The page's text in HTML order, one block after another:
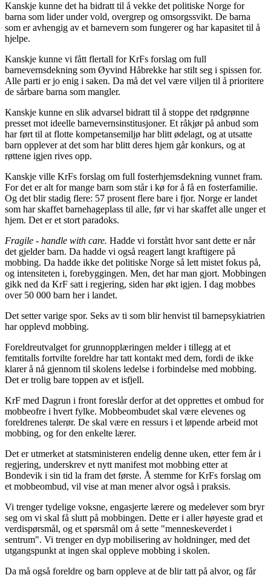
Kanskje kunne det ha bidratt til å vekke det politiske Norge for
barna som lider under vold, overgrep og omsorgssvikt. De barna
som er avhengig av et barnevern som fungerer og har kapasitet til å
hjelpe.
Kanskje kunne vi fått flertall for KrFs forslag om full
barnevernsdekning som Øyvind Håbrekke har stilt seg i spissen for.
Alle parti er jo enig i saken. Da må det vel være viljen til å prioritere
de sårbare barna som mangler.
Kanskje kunne en slik advarsel bidratt til å stoppe det rødgrønne
presset mot ideelle barnevernsinstitusjoner. Et råkjør på anbud som
har ført til at flotte kompetansemiljø har blitt ødelagt, og at utsatte
barn opplever at det som har blitt deres hjem går konkurs, og at
røttene igjen rives opp.
Kanskje ville KrFs forslag om full fosterhjemsdekning vunnet fram.
For det er alt for mange barn som står i kø for å få en fosterfamilie.
Og det blir stadig flere: 57 prosent flere bare i fjor. Norge er landet
som har skaffet barnehageplass til alle, før vi har skaffet alle unger et
hjem. Det er et stort paradoks.
Fragile - handle with care. Hadde vi forstått hvor sant dette er når
det gjelder barn. Da hadde vi også reagert langt kraftigere på
mobbing. Da hadde ikke det politiske Norge så lett mistet fokus på,
og intensiteten i, forebyggingen. Men, det har man gjort. Mobbingen
gikk ned da KrF satt i regjering, siden har økt igjen. I dag mobbes
over 50 000 barn her i landet.
Det setter varige spor. Seks av ti som blir henvist til barnepsykiatrien
har opplevd mobbing.
Foreldreutvalget for grunnopplæringen melder i tillegg at et
femtitalls fortvilte foreldre har tatt kontakt med dem, fordi de ikke
klarer å nå gjennom til skolens ledelse i forbindelse med mobbing.
Det er trolig bare toppen av et isfjell.
KrF med Dagrun i front foreslår derfor at det opprettes et ombud for
mobbeofre i hvert fylke. Mobbeombudet skal være elevenes og
foreldrenes talerør. De skal være en ressurs i et løpende arbeid mot
mobbing, og for den enkelte lærer.
Det er utmerket at statsministeren endelig denne uken, etter fem år i
regjering, underskrev et nytt manifest mot mobbing etter at
Bondevik i sin tid la fram det første. Å stemme for KrFs forslag om
et mobbeombud, vil vise at man mener alvor også i praksis.
Vi trenger tydelige voksne, engasjerte lærere og medelever som bryr
seg om vi skal få slutt på mobbingen. Dette er i aller høyeste grad et
verdispørsmål, og et spørsmål om å sette "menneskeverdet i
sentrum". Vi trenger en dyp mobilisering av holdninger, med det
utgangspunkt at ingen skal oppleve mobbing i skolen.
Da må også foreldre og barn oppleve at de blir tatt på alvor, og får